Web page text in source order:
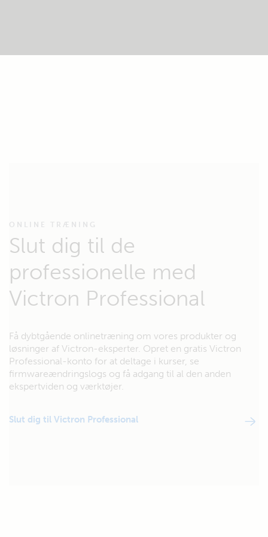
ONLINE TRÆNING
Slut dig til de
professionelle med
Victron Professional
Få dybtgående onlinetræning om vores produkter og
løsninger af Victron-eksperter. Opret en gratis Victron
Professional-konto for at deltage i kurser, se
firmwareændringslogs og få adgang til al den anden
ekspertviden og værktøjer.
Slut dig til Victron Professional